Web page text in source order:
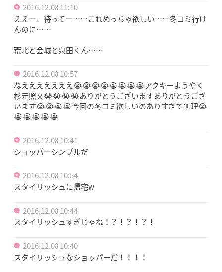
2016.12.08 11:10
ええー、待ってー……これめっちゃ欲しい……冬コミ行け
んのに……
荒北と金城と泉田くん……
2016.12.08 10:57
ねえええええええ😭😭😭😭😭😭😭😭アクキーようやく
杉元照文😭😭😭😭ありがとうございますありがとうござ
います😭😭😭😭今回の冬コミ欲しいのありすぎて無理😭
😭😭😭😭😭
2016.12.08 10:41
ショッパーシンプルだ
2016.12.08 10:54
スタイリッシュに帰宅w
2016.12.08 10:44
スタイリッシュすぎじゃね！？！？！？！
2016.12.08 10:40
スタイリッシュなショッパーだ！！！！